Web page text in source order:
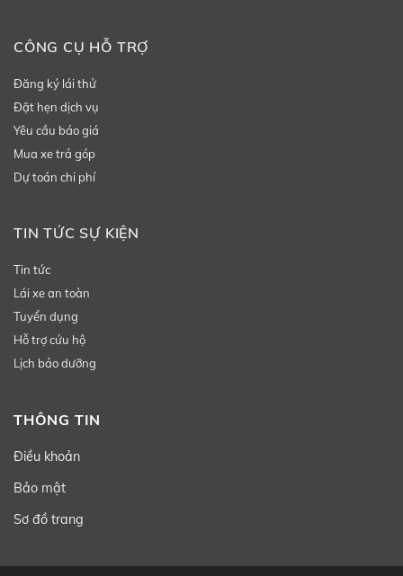
CÔNG CỤ HỖ TRỢ
Đăng ký lái thử
Đặt hẹn dịch vụ
Yêu cầu báo giá
Mua xe trả góp
Dự toán chi phí
TIN TỨC SỰ KIỆN
Tin tức
Lái xe an toàn
Tuyển dụng
Hỗ trợ cứu hộ
Lịch bảo dưỡng
THÔNG TIN
Điều khoản
Bảo mật
Sơ đồ trang